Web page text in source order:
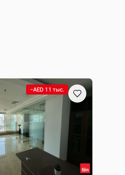
−AED 11 тыс.